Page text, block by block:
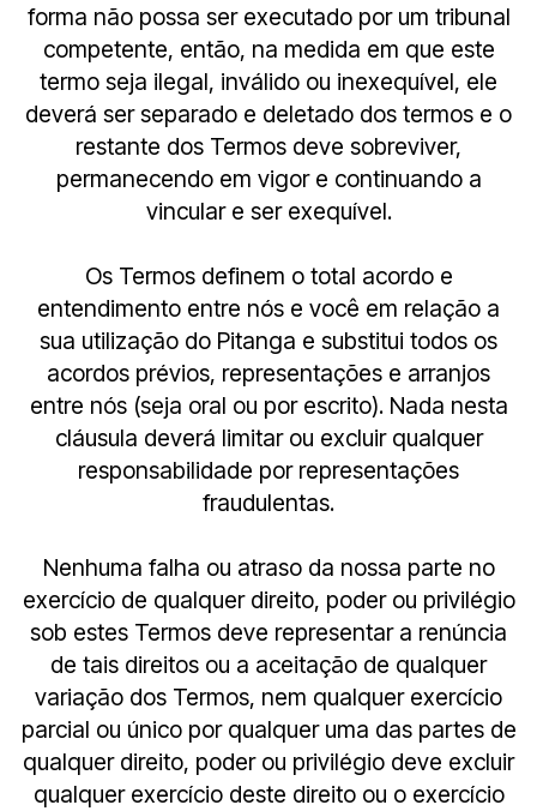
forma não possa ser executado por um tribunal
competente, então, na medida em que este
termo seja ilegal, inválido ou inexequível, ele
deverá ser separado e deletado dos termos e o
restante dos Termos deve sobreviver,
permanecendo em vigor e continuando a
vincular e ser exequível.
Os Termos definem o total acordo e
entendimento entre nós e você em relação a
sua utilização do Pitanga e substitui todos os
acordos prévios, representações e arranjos
entre nós (seja oral ou por escrito). Nada nesta
cláusula deverá limitar ou excluir qualquer
responsabilidade por representações
fraudulentas.
Nenhuma falha ou atraso da nossa parte no
exercício de qualquer direito, poder ou privilégio
sob estes Termos deve representar a renúncia
de tais direitos ou a aceitação de qualquer
variação dos Termos, nem qualquer exercício
parcial ou único por qualquer uma das partes de
qualquer direito, poder ou privilégio deve excluir
qualquer exercício deste direito ou o exercício